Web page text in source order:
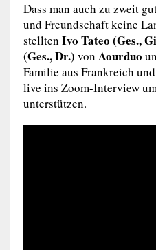
Dass man auch zu zweit
und Freundschaft keine
stellten Ivo Tateo (Ges.,
(Ges., Dr.) von Aourduo
Familie aus Frankreich
live ins Zoom-Interview
unterstützen.